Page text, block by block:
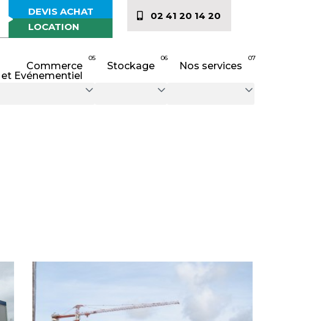
DEVIS ACHAT
LOCATION
02 41 20 14 20
Commerce
et Evénementiel
05
Stockage
06
Nos services
07